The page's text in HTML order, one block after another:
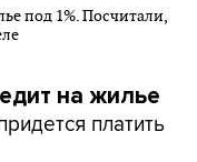
на жилье
платить